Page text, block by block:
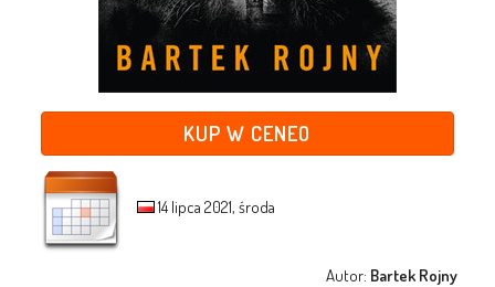
KUP W CENEO
14 lipca 2021, środa
Autor: Bartek Rojny